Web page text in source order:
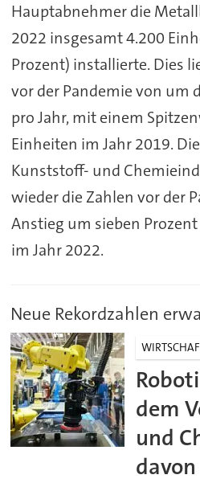
Hauptabnehmer die
2022 insgesamt 4.200
Prozent) installierte. Dies
vor der Pandemie von um
pro Jahr, mit einem
Einheiten im Jahr 2019.
Kunststoff- und
wieder die Zahlen vor der
Anstieg um sieben
im Jahr 2022.
Neue Rekordzahlen
dem
und
davon